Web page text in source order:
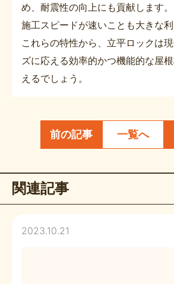
め、耐震性の向上にも貢献します。
施工スピードが速いことも大きな利
これらの特性から、立平ロックは
ズに応える効率的かつ機能的な屋
えるでしょう。
前の記事 一覧へ
関連記事
2023.10.21